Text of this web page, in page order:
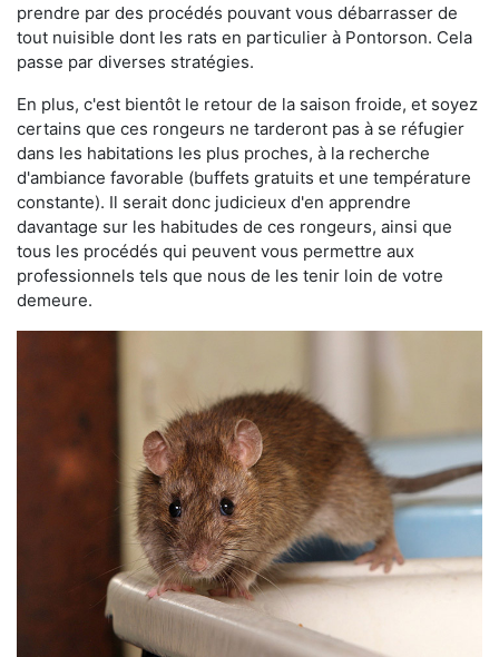
prendre par des procédés pouvant vous débarrasser de
tout nuisible dont les rats en particulier à Pontorson. Cela
passe par diverses stratégies.
En plus, c'est bientôt le retour de la saison froide, et soyez
certains que ces rongeurs ne tarderont pas à se réfugier
dans les habitations les plus proches, à la recherche
d'ambiance favorable (buffets gratuits et une température
constante). Il serait donc judicieux d'en apprendre
davantage sur les habitudes de ces rongeurs, ainsi que
tous les procédés qui peuvent vous permettre aux
professionnels tels que nous de les tenir loin de votre
demeure.